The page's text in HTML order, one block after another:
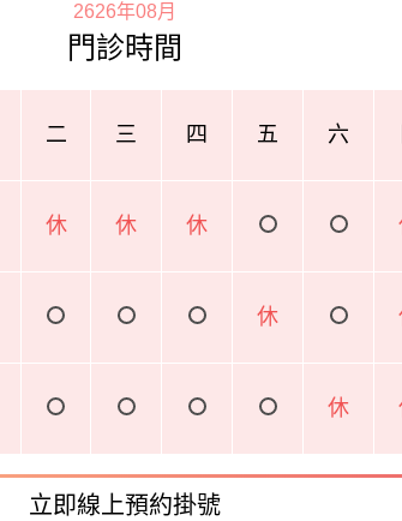
2626年08月
門診時間
二 三 四 五 六
休 休 休
休
休
立即線上預約掛號